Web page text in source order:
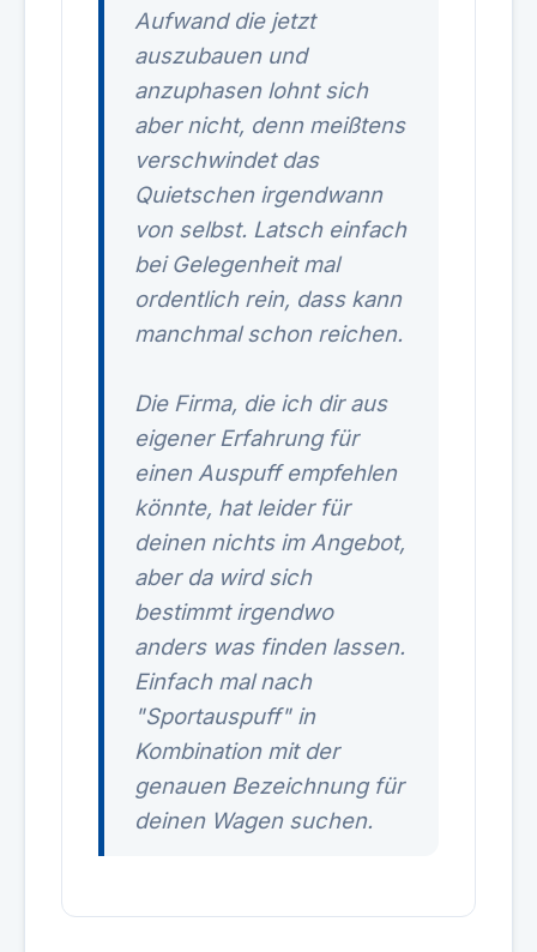
Aufwand die jetzt
auszubauen und
anzuphasen lohnt sich
aber nicht, denn meißtens
verschwindet das
Quietschen irgendwann
von selbst. Latsch einfach
bei Gelegenheit mal
ordentlich rein, dass kann
manchmal schon reichen.
Die Firma, die ich dir aus
eigener Erfahrung für
einen Auspuff empfehlen
könnte, hat leider für
deinen nichts im Angebot,
aber da wird sich
bestimmt irgendwo
anders was finden lassen.
Einfach mal nach
"Sportauspuff" in
Kombination mit der
genauen Bezeichnung für
deinen Wagen suchen.